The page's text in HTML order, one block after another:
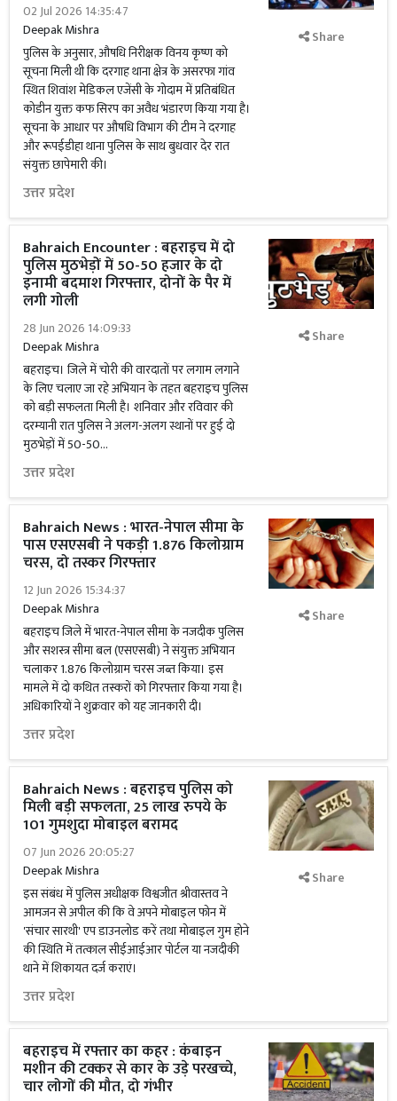
02 Jul 2026 14:35:47
Deepak Mishra
पुलिस के अनुसार, औषधि निरीक्षक विनय कृष्ण को
सूचना मिली थी कि दरगाह थाना क्षेत्र के असरफा गांव
स्थित शिवांश मेडिकल एजेंसी के गोदाम में प्रतिबंधित
कोडीन युक्त कफ सिरप का अवैध भंडारण किया गया है।
सूचना के आधार पर औषधि विभाग की टीम ने दरगाह
और रूपईडीहा थाना पुलिस के साथ बुधवार देर रात
संयुक्त छापेमारी की।
उत्तर प्रदेश
Share
Bahraich Encounter : बहराइच में दो
पुलिस मुठभेड़ों में 50-50 हजार के दो
इनामी बदमाश गिरफ्तार, दोनों के पैर में
लगी गोली
28 Jun 2026 14:09:33
Deepak Mishra
बहराइच। जिले में चोरी की वारदातों पर लगाम लगाने
के लिए चलाए जा रहे अभियान के तहत बहराइच पुलिस
को बड़ी सफलता मिली है। शनिवार और रविवार की
दरम्यानी रात पुलिस ने अलग-अलग स्थानों पर हुई दो
मुठभेड़ों में 50-50...
उत्तर प्रदेश
Share
Bahraich News : भारत-नेपाल सीमा के
पास एसएसबी ने पकड़ी 1.876 किलोग्राम
चरस, दो तस्कर गिरफ्तार
12 Jun 2026 15:34:37
Deepak Mishra
बहराइच जिले में भारत-नेपाल सीमा के नजदीक पुलिस
और सशस्त्र सीमा बल (एसएसबी) ने संयुक्त अभियान
चलाकर 1.876 किलोग्राम चरस जब्त किया। इस
मामले में दो कथित तस्करों को गिरफ्तार किया गया है।
अधिकारियों ने शुक्रवार को यह जानकारी दी।
उत्तर प्रदेश
Share
Bahraich News : बहराइच पुलिस को
मिली बड़ी सफलता, 25 लाख रुपये के
101 गुमशुदा मोबाइल बरामद
07 Jun 2026 20:05:27
Deepak Mishra
इस संबंध में पुलिस अधीक्षक विश्वजीत श्रीवास्तव ने
आमजन से अपील की कि वे अपने मोबाइल फोन में
'संचार सारथी' एप डाउनलोड करें तथा मोबाइल गुम होने
की स्थिति में तत्काल सीईआईआर पोर्टल या नजदीकी
थाने में शिकायत दर्ज कराएं।
उत्तर प्रदेश
Share
बहराइच में रफ्तार का कहर : कंबाइन
मशीन की टक्कर से कार के उड़े परखच्चे,
चार लोगों की मौत, दो गंभीर